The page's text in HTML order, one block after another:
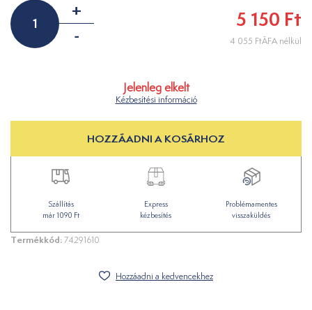
+
-
5 150 Ft
4 055 FtÁFA nélkül
Jelenleg elkelt
Kézbesítési információ
HOZZÁADNI A KOSÁRHOZ
Szállítás
már 1090 Ft
Express
kézbesítés
Problémamentes
visszaküldés
Termékkód:74291610
Hozzáadni a kedvencekhez